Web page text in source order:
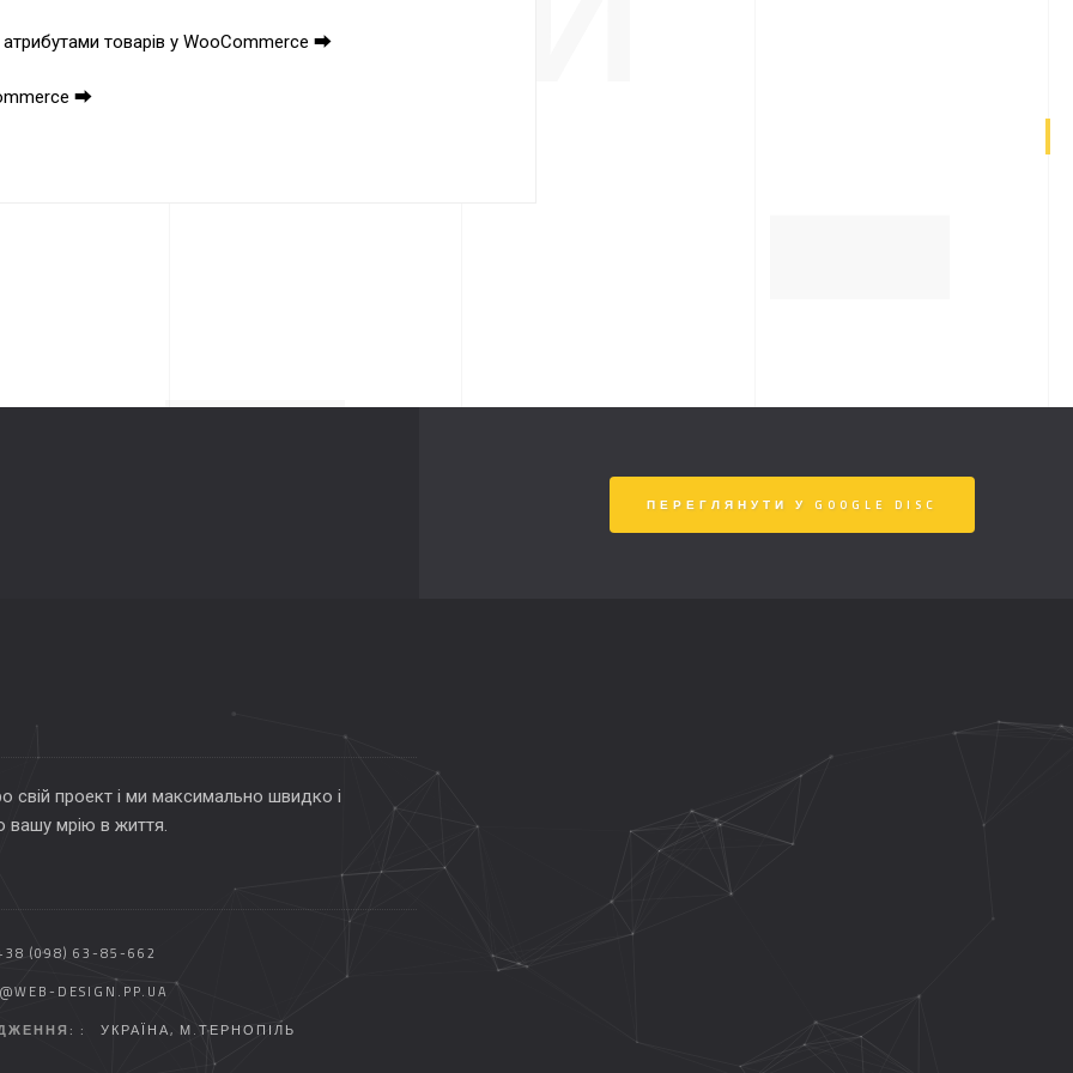
атрибутами товарів у WooCommerce ⮕
⮕
ПЕРЕГЛЯНУТИ У GOOGLE DISC
свій проект і ми максимально швидко і
вашу мрію в життя.
(098) 63-85-662
DESIGN.PP.UA
:
УКРАЇНА, М.ТЕРНОПІЛЬ